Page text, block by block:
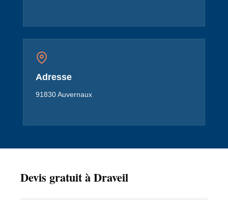
Adresse
91830 Auvernaux
Devis gratuit à Draveil